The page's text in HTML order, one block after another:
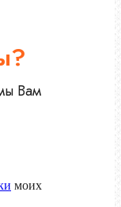
Вам
моих